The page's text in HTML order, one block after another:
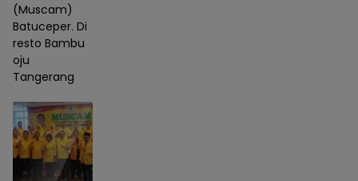
(Muscam)
Batuceper. Di
resto Bambu
oju
Tangerang